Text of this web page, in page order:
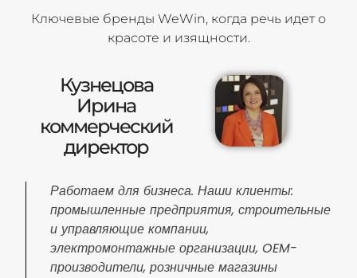
Ключевые бренды WeWin, когда речь идет о
красоте и изящности.
Кузнецова
Ирина
коммерческий
директор
Работаем для бизнеса. Наши клиенты:
промышленные предприятия, строительные
и управляющие компании,
электромонтажные организации, OEM-
производители, розничные магазины